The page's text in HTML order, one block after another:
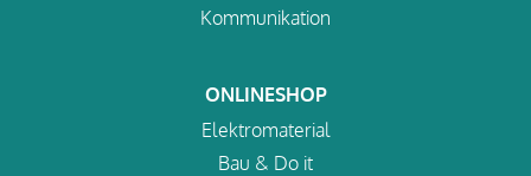
Kommunikation
ONLINESHOP
Elektromaterial
Bau & Do it